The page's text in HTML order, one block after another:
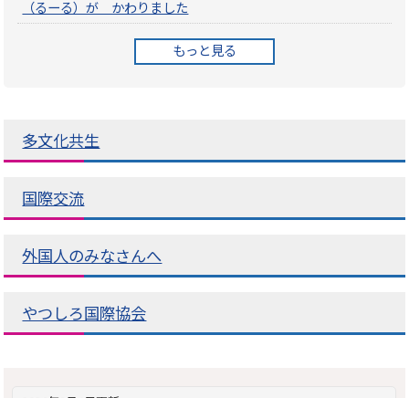
（るーる）が かわりました
もっと見る
多文化共生
国際交流
外国人のみなさんへ
やつしろ国際協会